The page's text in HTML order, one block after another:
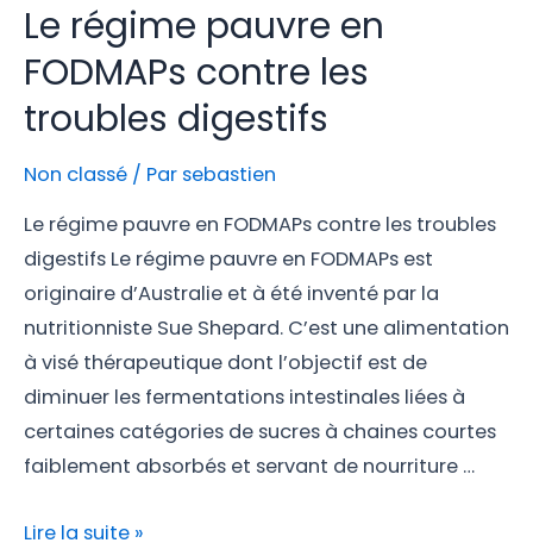
Le régime pauvre en
FODMAPs contre les
troubles digestifs
Non classé / Par sebastien
Le régime pauvre en FODMAPs contre les troubles
digestifs Le régime pauvre en FODMAPs est
originaire d’Australie et à été inventé par la
nutritionniste Sue Shepard. C’est une alimentation
à visé thérapeutique dont l’objectif est de
diminuer les fermentations intestinales liées à
certaines catégories de sucres à chaines courtes
faiblement absorbés et servant de nourriture …
Lire la suite »